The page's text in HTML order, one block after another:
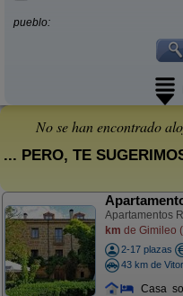
pueblo:
No se han encontrado
... PERO, TE
Apartamentos
km de Gimileo
2-17 plazas
43 km de
Casa